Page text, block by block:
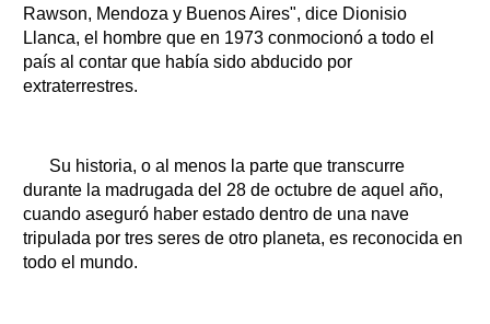
Horóscopo
Suplementos
Servicios
Datos Útiles
Fúnebres
Edictos
Rawson, Mendoza y Buenos Aires", dice Dionisio
Llanca, el hombre que en 1973 conmocionó a todo el
país al contar que había sido abducido por
extraterrestres.
Su historia, o al menos la parte que transcurre
durante la madrugada del 28 de octubre de aquel año,
cuando aseguró haber estado dentro de una nave
tripulada por tres seres de otro planeta, es reconocida en
todo el mundo.